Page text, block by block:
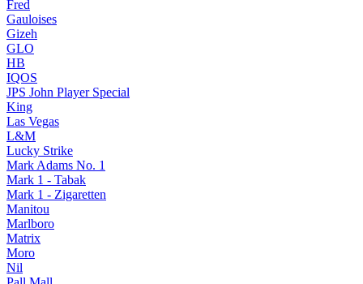
Fred
Gauloises
Gizeh
GLO
HB
IQOS
JPS John Player Special
King
Las Vegas
L&M
Lucky Strike
Mark Adams No. 1
Mark 1 - Tabak
Mark 1 - Zigaretten
Manitou
Marlboro
Matrix
Moro
Nil